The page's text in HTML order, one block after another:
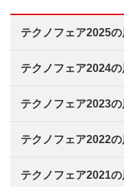
テクノフェア2025
テクノフェア2024
テクノフェア2023
テクノフェア2022
テクノフェア2021